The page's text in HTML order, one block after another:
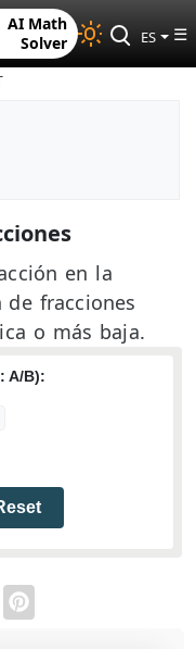
AI Math
Solver
ES ☰
en la
fracciones
o más baja.
A/B):